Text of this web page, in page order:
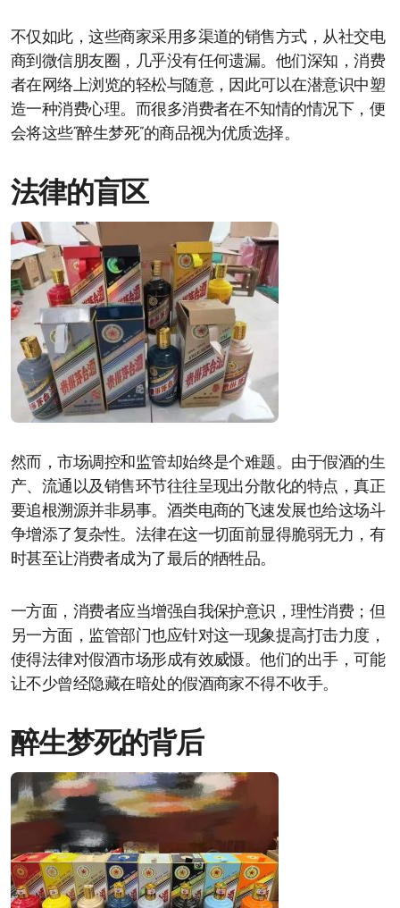
不仅如此，这些商家采用多渠道的销售方式，从社交电
商到微信朋友圈，几乎没有任何遗漏。他们深知，消费
者在网络上浏览的轻松与随意，因此可以在潜意识中塑
造一种消费心理。而很多消费者在不知情的情况下，便
会将这些“醉生梦死”的商品视为优质选择。
法律的盲区
然而，市场调控和监管却始终是个难题。由于假酒的生
产、流通以及销售环节往往呈现出分散化的特点，真正
要追根溯源并非易事。酒类电商的飞速发展也给这场斗
争增添了复杂性。法律在这一切面前显得脆弱无力，有
时甚至让消费者成为了最后的牺牲品。
一方面，消费者应当增强自我保护意识，理性消费；但
另一方面，监管部门也应针对这一现象提高打击力度，
使得法律对假酒市场形成有效威慑。他们的出手，可能
让不少曾经隐藏在暗处的假酒商家不得不收手。
醉生梦死的背后